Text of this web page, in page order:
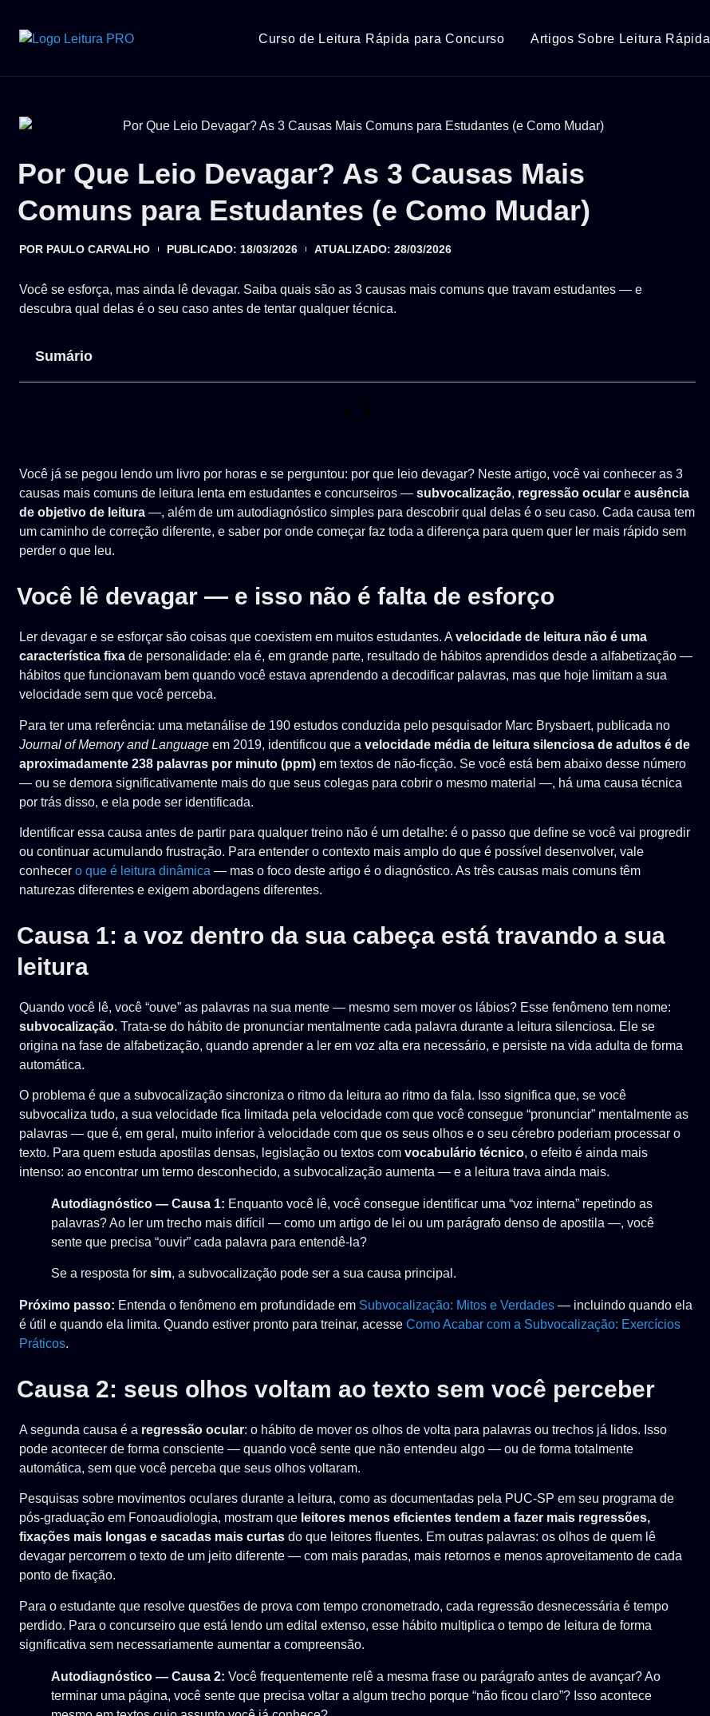
Curso de Leitura Rápida para Concurso Artigos Sobre Leitura Rápida
Por Que Leio Devagar? As 3 Causas Mais
Comuns para Estudantes (e Como Mudar)
POR PAULO CARVALHO PUBLICADO: 18/03/2026 ATUALIZADO: 28/03/2026
Você se esforça, mas ainda lê devagar. Saiba quais são as 3 causas mais comuns que travam estudantes — e
descubra qual delas é o seu caso antes de tentar qualquer técnica.
Sumário
Você já se pegou lendo um livro por horas e se perguntou: por que leio devagar? Neste artigo, você vai conhecer as 3
causas mais comuns de leitura lenta em estudantes e concurseiros — subvocalização, regressão ocular e ausência
de objetivo de leitura —, além de um autodiagnóstico simples para descobrir qual delas é o seu caso. Cada causa tem
um caminho de correção diferente, e saber por onde começar faz toda a diferença para quem quer ler mais rápido sem
perder o que leu.
Você lê devagar — e isso não é falta de esforço
Ler devagar e se esforçar são coisas que coexistem em muitos estudantes. A velocidade de leitura não é uma
característica fixa de personalidade: ela é, em grande parte, resultado de hábitos aprendidos desde a alfabetização —
hábitos que funcionavam bem quando você estava aprendendo a decodificar palavras, mas que hoje limitam a sua
velocidade sem que você perceba.
Para ter uma referência: uma metanálise de 190 estudos conduzida pelo pesquisador Marc Brysbaert, publicada no
Journal of Memory and Language em 2019, identificou que a velocidade média de leitura silenciosa de adultos é de
aproximadamente 238 palavras por minuto (ppm) em textos de não-ficção. Se você está bem abaixo desse número
— ou se demora significativamente mais do que seus colegas para cobrir o mesmo material —, há uma causa técnica
por trás disso, e ela pode ser identificada.
Identificar essa causa antes de partir para qualquer treino não é um detalhe: é o passo que define se você vai progredir
ou continuar acumulando frustração. Para entender o contexto mais amplo do que é possível desenvolver, vale
conhecer o que é leitura dinâmica — mas o foco deste artigo é o diagnóstico. As três causas mais comuns têm
naturezas diferentes e exigem abordagens diferentes.
Causa 1: a voz dentro da sua cabeça está travando a sua
leitura
Quando você lê, você “ouve” as palavras na sua mente — mesmo sem mover os lábios? Esse fenômeno tem nome:
subvocalização. Trata-se do hábito de pronunciar mentalmente cada palavra durante a leitura silenciosa. Ele se
origina na fase de alfabetização, quando aprender a ler em voz alta era necessário, e persiste na vida adulta de forma
automática.
O problema é que a subvocalização sincroniza o ritmo da leitura ao ritmo da fala. Isso significa que, se você
subvocaliza tudo, a sua velocidade fica limitada pela velocidade com que você consegue “pronunciar” mentalmente as
palavras — que é, em geral, muito inferior à velocidade com que os seus olhos e o seu cérebro poderiam processar o
texto. Para quem estuda apostilas densas, legislação ou textos com vocabulário técnico, o efeito é ainda mais
intenso: ao encontrar um termo desconhecido, a subvocalização aumenta — e a leitura trava ainda mais.
Autodiagnóstico — Causa 1: Enquanto você lê, você consegue identificar uma “voz interna” repetindo as
palavras? Ao ler um trecho mais difícil — como um artigo de lei ou um parágrafo denso de apostila —, você
sente que precisa “ouvir” cada palavra para entendê-la?
Se a resposta for sim, a subvocalização pode ser a sua causa principal.
Próximo passo: Entenda o fenômeno em profundidade em Subvocalização: Mitos e Verdades — incluindo quando ela
é útil e quando ela limita. Quando estiver pronto para treinar, acesse Como Acabar com a Subvocalização: Exercícios
Práticos.
Causa 2: seus olhos voltam ao texto sem você perceber
A segunda causa é a regressão ocular: o hábito de mover os olhos de volta para palavras ou trechos já lidos. Isso
pode acontecer de forma consciente — quando você sente que não entendeu algo — ou de forma totalmente
automática, sem que você perceba que seus olhos voltaram.
Pesquisas sobre movimentos oculares durante a leitura, como as documentadas pela PUC-SP em seu programa de
pós-graduação em Fonoaudiologia, mostram que leitores menos eficientes tendem a fazer mais regressões,
fixações mais longas e sacadas mais curtas do que leitores fluentes. Em outras palavras: os olhos de quem lê
devagar percorrem o texto de um jeito diferente — com mais paradas, mais retornos e menos aproveitamento de cada
ponto de fixação.
Para o estudante que resolve questões de prova com tempo cronometrado, cada regressão desnecessária é tempo
perdido. Para o concurseiro que está lendo um edital extenso, esse hábito multiplica o tempo de leitura de forma
significativa sem necessariamente aumentar a compreensão.
Autodiagnóstico — Causa 2: Você frequentemente relê a mesma frase ou parágrafo antes de avançar? Ao
terminar uma página, você sente que precisa voltar a algum trecho porque “não ficou claro”? Isso acontece